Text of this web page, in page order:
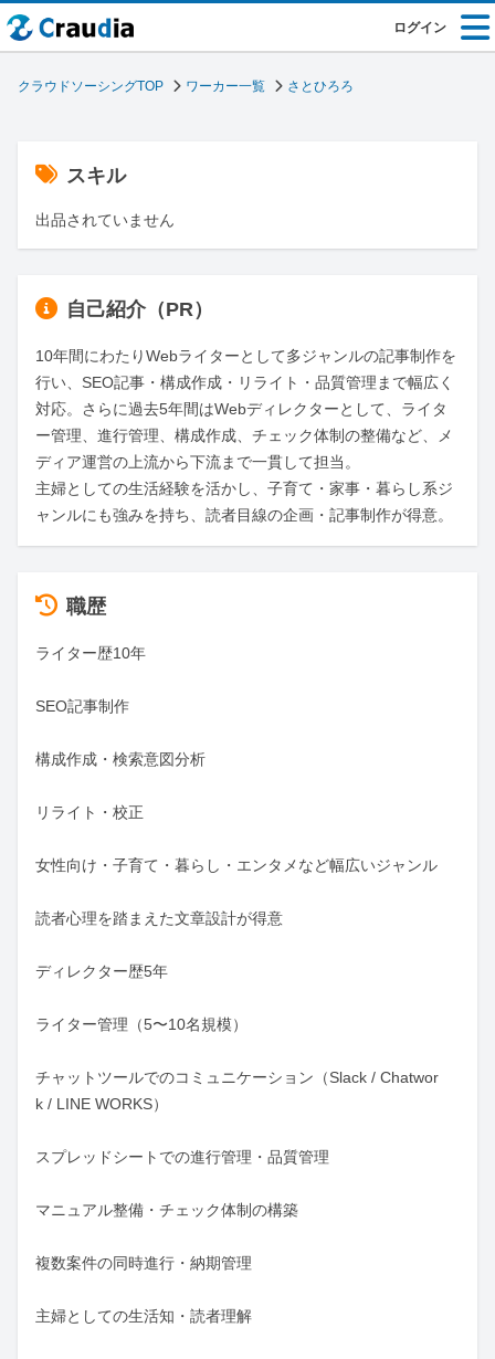
ログイン
クラウドソーシングTOP ワーカー一覧 さとひろろ
スキル
出品されていません
自己紹介（PR）
10年間にわたりWebライターとして多ジャンルの記事制作を
行い、SEO記事・構成作成・リライト・品質管理まで幅広く
対応。さらに過去5年間はWebディレクターとして、ライタ
ー管理、進行管理、構成作成、チェック体制の整備など、メ
ディア運営の上流から下流まで一貫して担当。
主婦としての生活経験を活かし、子育て・家事・暮らし系ジ
ャンルにも強みを持ち、読者目線の企画・記事制作が得意。
職歴
ライター歴10年
SEO記事制作
構成作成・検索意図分析
リライト・校正
女性向け・子育て・暮らし・エンタメなど幅広いジャンル
読者心理を踏まえた文章設計が得意
ディレクター歴5年
ライター管理（5〜10名規模）
チャットツールでのコミュニケーション（Slack / Chatwor
k / LINE WORKS）
スプレッドシートでの進行管理・品質管理
マニュアル整備・チェック体制の構築
複数案件の同時進行・納期管理
主婦としての生活知・読者理解